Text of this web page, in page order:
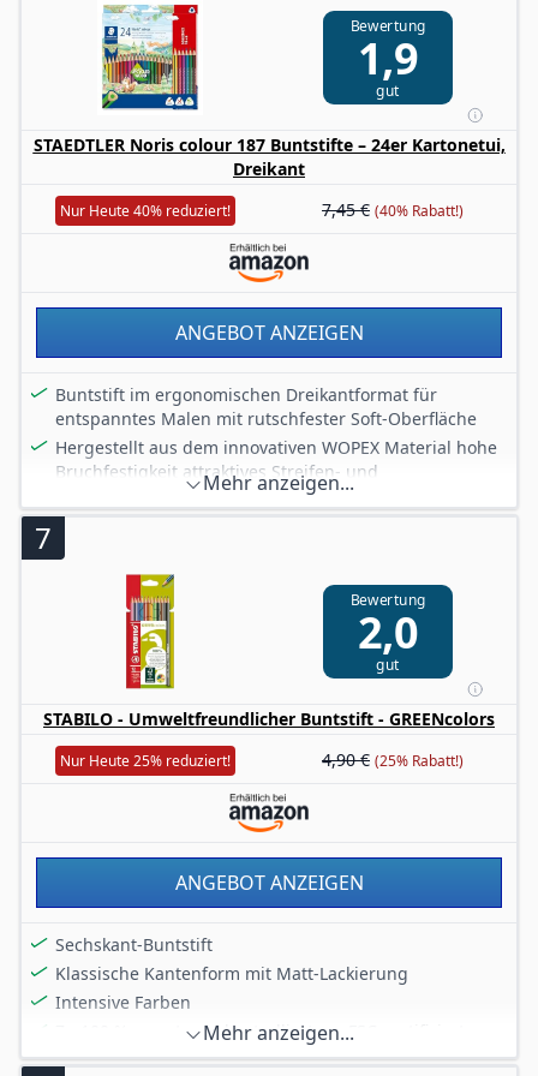
bewirtschafteten Wäldern
Lieferumfang: Bonuspack mit 12 Noris colour
Buntstiften + 1 Bleistift im Kartonetui
Bewertung
1,9
gut
STAEDTLER Noris colour 187 Buntstifte – 24er Kartonetui,
Dreikant
Nur Heute 40% reduziert! 7,45 € (40% Rabatt!)
ANGEBOT ANZEIGEN
Buntstift im ergonomischen Dreikantformat für
entspanntes Malen mit rutschfester Soft-Oberfläche
Hergestellt aus dem innovativen WOPEX Material hohe
Bruchfestigkeit attraktives Streifen- und
Sternchendesign
Brillante Farben sehr hohe Qualität - Hergestellt in
Holzanteil aus PEFC-zertifizierten nachhaltig
bewirtschafteten Wäldern
Lieferumfang 24 Buntstifte im Kartonetui (in 18
brillanten Farben 18+6 Bonus-Set)
Mehr anzeigen...
7
Bewertung
2,0
gut
STABILO - Umweltfreundlicher Buntstift - GREENcolors
Nur Heute 25% reduziert! 4,90 € (25% Rabatt!)
ANGEBOT ANZEIGEN
Sechskant-Buntstift
Klassische Kantenform mit Matt-Lackierung
Intensive Farben
Zu 100 % aus streng kontrolliertem, FSC-zertifiziertem
Holz
Mehr anzeigen...